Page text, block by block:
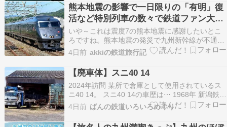
ィートに重なって 通過時にはがたがたとよく揺れ
まし…
熊本地震の影響で一日限りの「有明」復
活など特別列車の数々で鉄道ファン大歓
喜！
いや～これは震度7の熊本地震に感謝したいとこ
ろですね。熊本地震の発災で九州新幹線が不通と
なり、この影響で博多～熊本間に臨時快速が設定
され特急「有明」の復活運転を彷彿とさせまし
た。このほか、定期列車では設定の無い「つば
め」筑後船小屋行きや「みずほ」の博多行きなど
が設定されましたの…
4日前 akkiの鉄道旅行記
【廃車体】スニ40 14
2024年訪問 某所で倉庫として使用されているス
ニ40 14。 スニ40 14の車歴は⋯ 1968年 新潟鉄工
所にて新製、汐留客貨車区に配置 1972年3月現在
鹿児島運転所 1983年頃 廃車 主に九州方面の荷物
列車に組み込まれていたパレット輸送用の荷物車
4日前 ばんの鉄道いろいろめぐり